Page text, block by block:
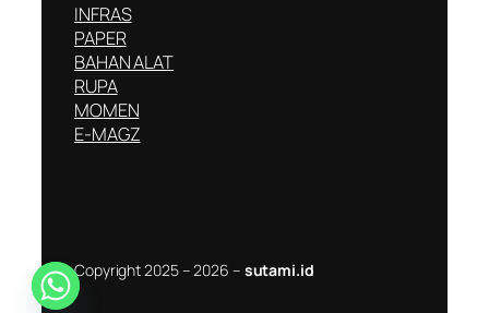
INFRAS
PAPER
BAHAN ALAT
RUPA
MOMEN
E-MAGZ
Copyright 2025 – 2026 – sutami.id